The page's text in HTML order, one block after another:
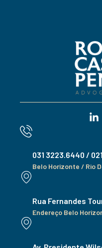
031 3223.6440 /
Belo Horizonte / Rio
Rua Fernandes
Endereço Belo